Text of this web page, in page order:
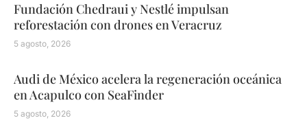
Fundación Chedraui y Nestlé impulsan
reforestación con drones en Veracruz
5 agosto, 2026
Audi de México acelera la regeneración oceánica
en Acapulco con SeaFinder
5 agosto, 2026